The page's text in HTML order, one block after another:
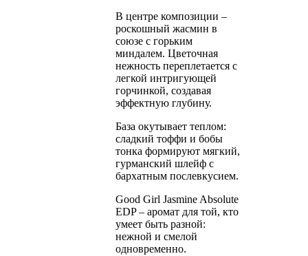
В центре композиции –
роскошный жасмин в
союзе с горьким
миндалем. Цветочная
нежность переплетается с
легкой интригующей
горчинкой, создавая
эффектную глубину.
База окутывает теплом:
сладкий тоффи и бобы
тонка формируют мягкий,
гурманский шлейф с
бархатным послевкусием.
Good Girl Jasmine Absolute
EDP – аромат для той, кто
умеет быть разной:
нежной и смелой
одновременно.